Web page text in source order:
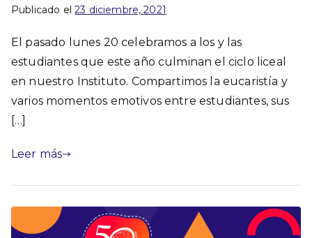
Publicado el23 diciembre, 2021
El pasado lunes 20 celebramos a los y las
estudiantes que este año culminan el ciclo liceal
en nuestro Instituto. Compartimos la eucaristía y
varios momentos emotivos entre estudiantes, sus
[…]
Leer más